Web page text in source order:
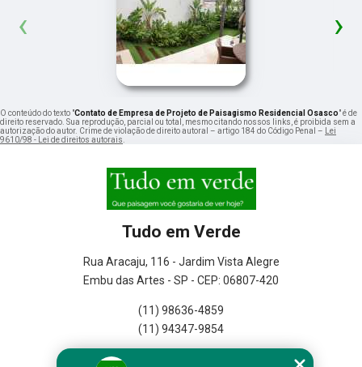
‹ ›
O conteúdo do texto "Contato de Empresa de Projeto de Paisagismo Residencial Osasco" é de
direito reservado. Sua reprodução, parcial ou total, mesmo citando nossos links, é proibida sem a
autorização do autor. Crime de violação de direito autoral – artigo 184 do Código Penal –
Lei
9610/98 - Lei de direitos autorais
Tudo em Verde
Rua Aracaju, 116 - Jardim Vista Alegre
Embu das Artes - SP - CEP: 06807-420
(11) 98636-4859
(11) 94347-9854